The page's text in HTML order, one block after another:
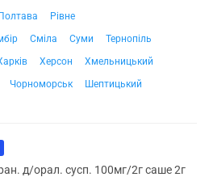
Полтава
Рівне
Сміла Суми
Тернопіль
Херсон
Хмельницький
Чорноморськ Шептицький
д/орал. сусп. 100мг/2г саше 2г